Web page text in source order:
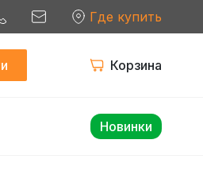
Где купить
Корзина
Новинки